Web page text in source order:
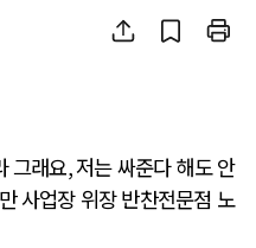
그래요,저는 싸준다 해도 안
사업장 위장 반찬전문점 노